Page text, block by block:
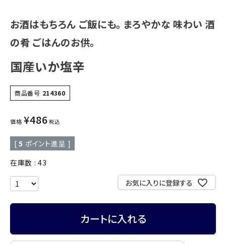
お酒はもちろん ご飯にも。 まろやかな 味わい 酒
の肴 ごはんのお供。
国産いか塩辛
商品番号 214360
価格 ¥486 税込
[ 5 ポイント進呈 ]
在庫数
43
お気に入りに登録する
カートに入れる